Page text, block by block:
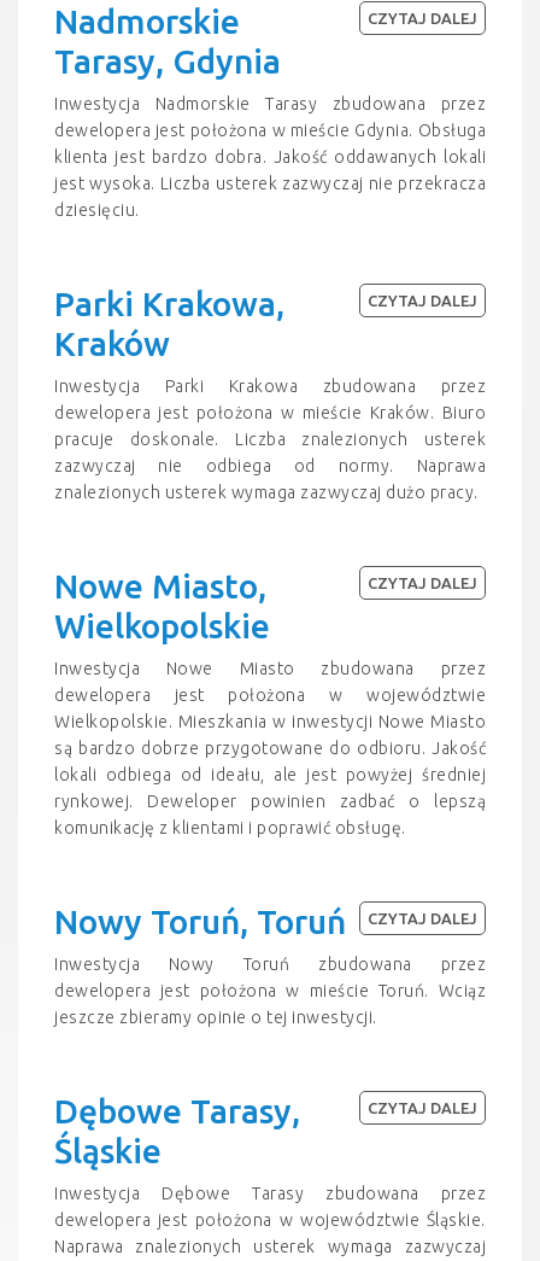
Nadmorskie
Tarasy, Gdynia
Inwestycja Nadmorskie Tarasy zbudowana przez
dewelopera jest położona w mieście Gdynia. Obsługa
klienta jest bardzo dobra. Jakość oddawanych lokali
jest wysoka. Liczba usterek zazwyczaj nie przekracza
dziesięciu.
CZYTAJ DALEJ
Parki Krakowa,
Kraków
Inwestycja Parki Krakowa zbudowana przez
dewelopera jest położona w mieście Kraków. Biuro
pracuje doskonale. Liczba znalezionych usterek
zazwyczaj nie odbiega od normy. Naprawa
znalezionych usterek wymaga zazwyczaj dużo pracy.
CZYTAJ DALEJ
Nowe Miasto,
Wielkopolskie
Inwestycja Nowe Miasto zbudowana przez
dewelopera jest położona w województwie
Wielkopolskie. Mieszkania w inwestycji Nowe Miasto
są bardzo dobrze przygotowane do odbioru. Jakość
lokali odbiega od ideału, ale jest powyżej średniej
rynkowej. Deweloper powinien zadbać o lepszą
komunikację z klientami i poprawić obsługę.
CZYTAJ DALEJ
Nowy Toruń, Toruń
Inwestycja Nowy Toruń zbudowana przez
dewelopera jest położona w mieście Toruń. Wciąz
jeszcze zbieramy opinie o tej inwestycji.
CZYTAJ DALEJ
Dębowe Tarasy,
Śląskie
Inwestycja Dębowe Tarasy zbudowana przez
dewelopera jest położona w województwie Śląskie.
Naprawa znalezionych usterek wymaga zazwyczaj
CZYTAJ DALEJ